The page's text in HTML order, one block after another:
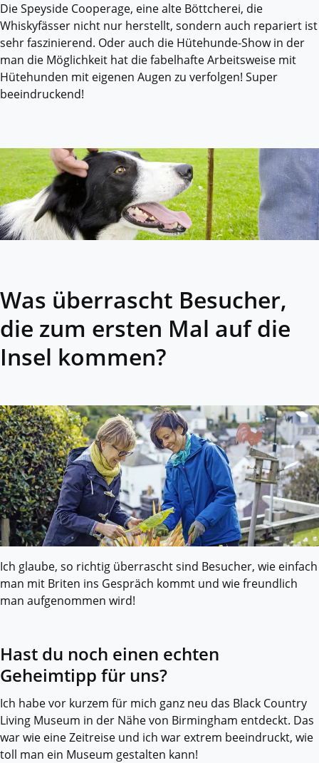
Die Speyside Cooperage, eine alte Böttcherei, die
Whiskyfässer nicht nur herstellt, sondern auch repariert ist
sehr faszinierend. Oder auch die Hütehunde-Show in der
man die Möglichkeit hat die fabelhafte Arbeitsweise mit
Hütehunden mit eigenen Augen zu verfolgen! Super
beeindruckend!
Was überrascht Besucher,
die zum ersten Mal auf die
Insel kommen?
Ich glaube, so richtig überrascht sind Besucher, wie einfach
man mit Briten ins Gespräch kommt und wie freundlich
man aufgenommen wird!
Hast du noch einen echten
Geheimtipp für uns?
Ich habe vor kurzem für mich ganz neu das Black Country
Living Museum in der Nähe von Birmingham entdeckt. Das
war wie eine Zeitreise und ich war extrem beeindruckt, wie
toll man ein Museum gestalten kann!